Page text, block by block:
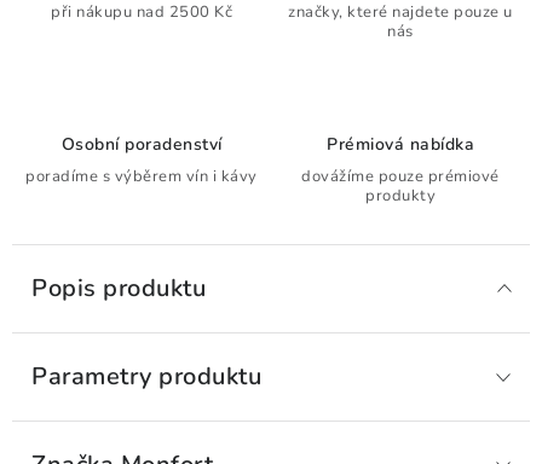
při nákupu nad 2500 Kč
značky, které najdete pouze u
nás
Osobní poradenství
poradíme s výběrem vín i kávy
Prémiová nabídka
dovážíme pouze prémiové
produkty
Popis produktu
Parametry produktu